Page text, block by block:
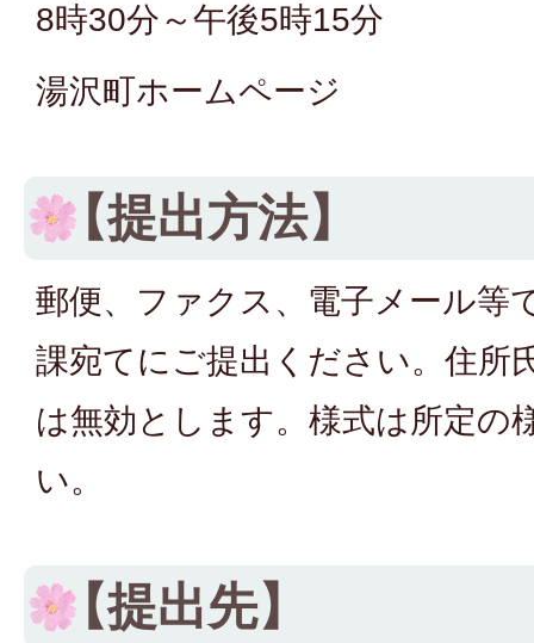
8時30分～午後5時15分
湯沢町ホームページ
【提出方法】
郵便、ファクス、電子メール等
課宛てにご提出ください。住所
は無効とします。様式は所定の
い。
【提出先】